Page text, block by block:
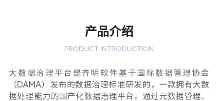
产品介绍
PRODUCT INTRODUCTION
大数据治理平台是齐明软件基于国际数据管理协会
（DAMA）发布的数据治理标准研发的，一款拥有大数
据处理能力的国产化数据治理平台。通过元数据管理、